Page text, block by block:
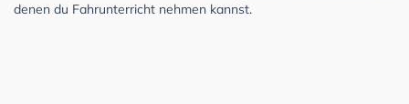
denen du Fahrunterricht nehmen kannst.